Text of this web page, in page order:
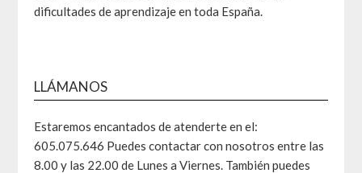
dificultades de aprendizaje en toda España.
LLÁMANOS
Estaremos encantados de atenderte en el:
605.075.646 Puedes contactar con nosotros entre las
8.00 y las 22.00 de Lunes a Viernes. También puedes